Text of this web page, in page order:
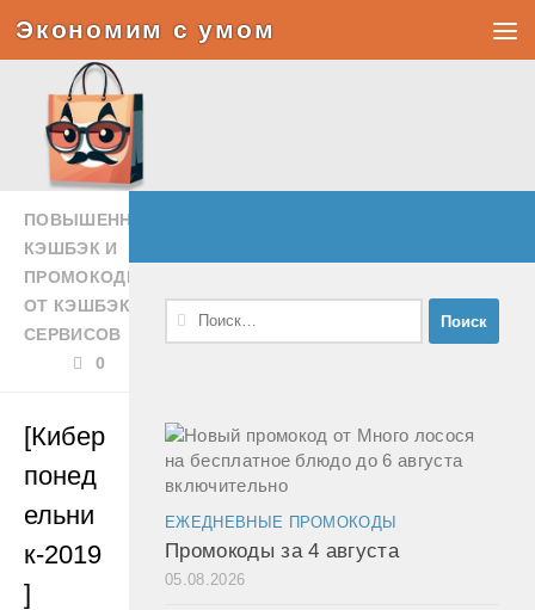
Под записью
Экономим с умом
ПОВЫШЕННЫЙ
КЭШБЭК И
ПРОМОКОДЫ
ОТ КЭШБЭК-
СЕРВИСОВ
0
[Кибер
понед
ельни
к-2019
]
Найти:
ЕЖЕДНЕВНЫЕ ПРОМОКОДЫ
Промокоды за 4 августа
05.08.2026